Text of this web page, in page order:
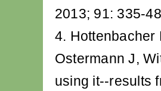
2013; 91: 335-
4. Hottenbacher
Ostermann J,
using it--results